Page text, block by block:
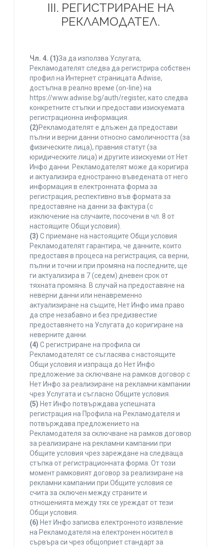
ІІІ. РЕГИСТРИРАНЕ НА
РЕКЛАМОДАТЕЛ.
Чл. 4. (1)За да използва Услугата,
Рекламодателят следва да регистрира собствен
профил на Интернет страницата Adwise,
достъпна в реално време (on-line) на
https://www.adwise.bg/auth/register, като следва
конкретните стъпки и предостави изискуемата
регистрационна информация.
(2)Рекламодателят е длъжен да предостави
пълни и верни данни относно самоличността (за
физическите лица), правния статут (за
юридическите лица) и другите изискуеми от Нет
Инфо данни. Рекламодателят може да коригира
и актуализира едностранно въведената от него
информация в електронната форма за
регистрация, респективно във формата за
предоставяне на данни за фактура (с
изключение на случаите, посочени в чл. 8 от
настоящите Общи условия).
(3) С приемане на настоящите Общи условия
Рекламодателят гарантира, че данните, които
предоставя в процеса на регистрация, са верни,
пълни и точни и при промяна на последните, ще
ги актуализира в 7 (седем) дневен срок от
тяхната промяна. В случай на предоставяне на
неверни данни или ненавременно
актуализиране на същите, Нет Инфо има право
да спре незабавно и без предизвестие
предоставянето на Услугата до коригиране на
неверните данни.
(4) С регистриране на профила си
Рекламодателят се съгласява с настоящите
Общи условия и изпраща до Нет Инфо
предложение за сключване на рамков договор с
Нет Инфо за реализиране на рекламни кампании
чрез Услугата и съгласно Общите условия.
(5) Нет Инфо потвърждава успешната
регистрация на Профила на Рекламодателя и
потвърждава предложението на
Рекламодателя за сключване на рамков договор
за реализиране на рекламни кампании при
Общите условия чрез зареждане на следваща
стъпка от регистрационната форма. От този
момент рамковият договор за реализиране на
рекламни кампании при Общите условия се
счита за сключен между страните и
отношенията между тях се уреждат от тези
Общи условия.
(6) Нет Инфо записва електронното изявление
на Рекламодателя на електронен носител в
сървъра си чрез общоприет стандарт за